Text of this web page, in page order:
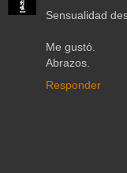
Sensualidad
Me gustó.
Abrazos.
Responder